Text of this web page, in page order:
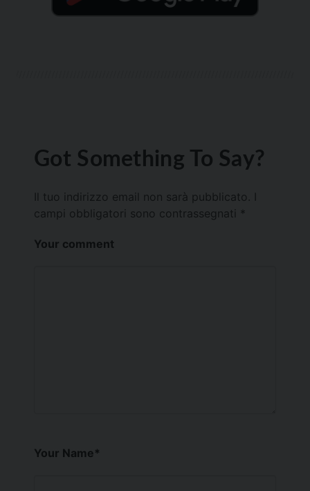
Got Something To Say?
Il tuo indirizzo email non sarà pubblicato.
campi obbligatori sono contrassegnati *
Your comment
Your Name*